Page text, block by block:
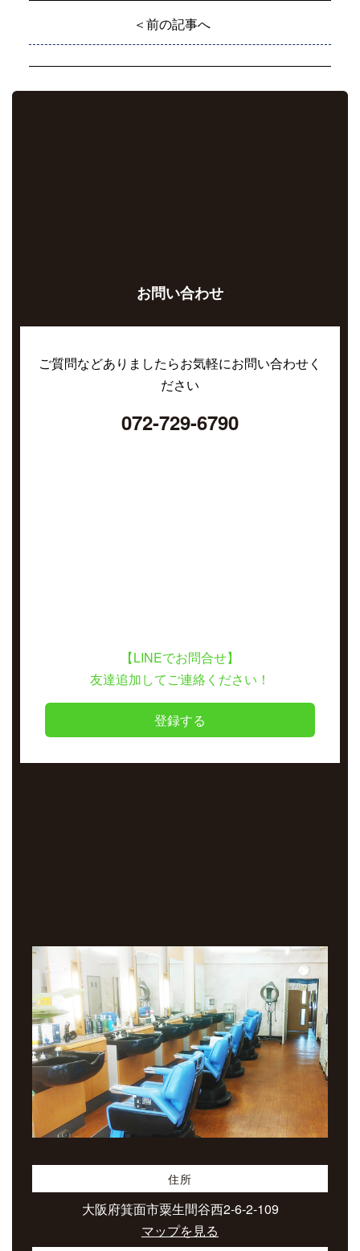
＜前の記事へ
お問い合わせ
ご質問などありましたらお気軽にお問い合わせく
ださい
072-729-6790
【LINEでお問合せ】
友達追加してご連絡ください！
登録する
住所
大阪府箕面市粟生間谷西2-6-2-109
マップを見る